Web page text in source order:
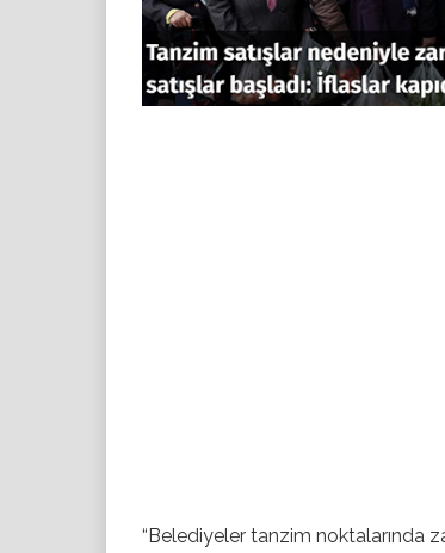
“Belediyeler tanzim noktalarında